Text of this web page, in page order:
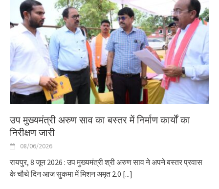
उप मुख्यमंत्री अरुण साव का बस्तर में निर्माण कार्यों का
निरीक्षण जारी
08/06/2026
रायपुर, 8 जून 2026 : उप मुख्यमंत्री श्री अरुण साव ने अपने बस्तर प्रवास
के चौथे दिन आज सुकमा में मिशन अमृत 2.0 [...]